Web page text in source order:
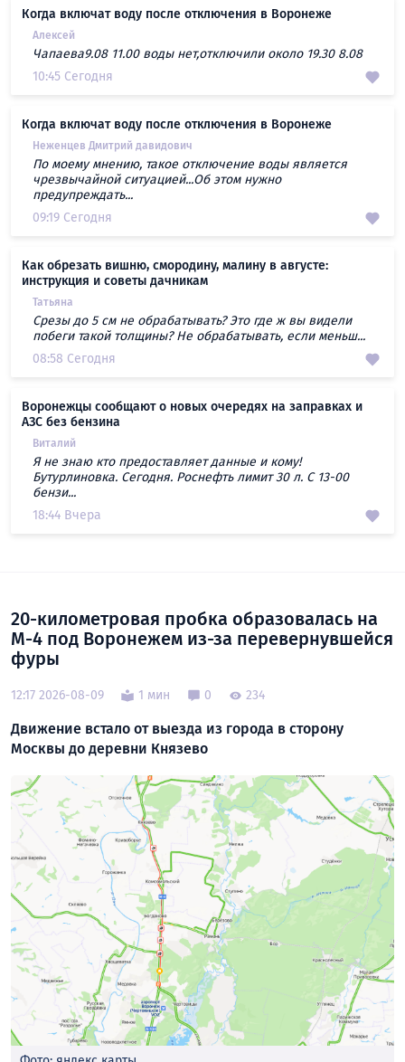
Когда включат воду после отключения в Воронеже
Алексей
Чапаева9.08 11.00 воды нет,отключили около 19.30 8.08
10:45 Сегодня
Когда включат воду после отключения в Воронеже
Неженцев Дмитрий давидович
По моему мнению, такое отключение воды является
чрезвычайной ситуацией...Об этом нужно
предупреждать...
09:19 Сегодня
Как обрезать вишню, смородину, малину в августе:
инструкция и советы дачникам
Татьяна
Срезы до 5 см не обрабатывать? Это где ж вы видели
побеги такой толщины? Не обрабатывать, если меньш...
08:58 Сегодня
Воронежцы сообщают о новых очередях на заправках и
АЗС без бензина
Виталий
Я не знаю кто предоставляет данные и кому!
Бутурлиновка. Сегодня. Роснефть лимит 30 л. С 13-00
бензи...
18:44 Вчера
20-километровая пробка образовалась на
М-4 под Воронежем из-за перевернувшейся
фуры
12:17 2026-08-09 1 мин 0 234
Движение встало от выезда из города в сторону
Москвы до деревни Князево